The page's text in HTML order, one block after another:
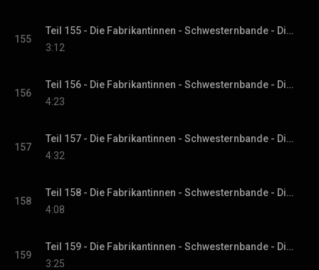
155
Teil 155 - Die Fabrikantinnen - Schwesternbande - Die Fabrikantinnen-Saga, Band 1
3:12
156
Teil 156 - Die Fabrikantinnen - Schwesternbande - Die Fabrikantinnen-Saga, Band 1
4:23
157
Teil 157 - Die Fabrikantinnen - Schwesternbande - Die Fabrikantinnen-Saga, Band 1
4:32
158
Teil 158 - Die Fabrikantinnen - Schwesternbande - Die Fabrikantinnen-Saga, Band 1
4:08
159
Teil 159 - Die Fabrikantinnen - Schwesternbande - Die Fabrikantinnen-Saga, Band 1
3:25